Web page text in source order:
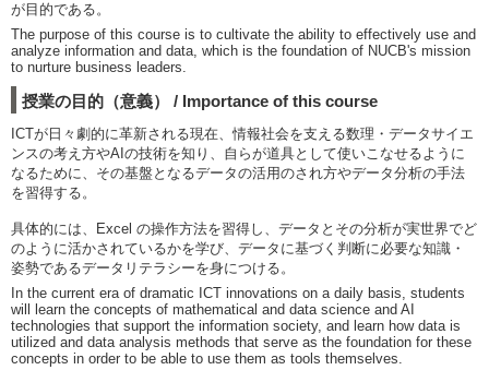
が目的である。
The purpose of this course is to cultivate the ability to effectively use and
analyze information and data, which is the foundation of NUCB's mission
to nurture business leaders.
授業の目的（意義） / Importance of this course
ICTが日々劇的に革新される現在、情報社会を支える数理・データサイエ
ンスの考え方やAIの技術を知り、自らが道具として使いこなせるように
なるために、その基盤となるデータの活用のされ方やデータ分析の手法
を習得する。
具体的には、Excel の操作方法を習得し、データとその分析が実世界でど
のように活かされているかを学び、データに基づく判断に必要な知識・
姿勢であるデータリテラシーを身につける。
In the current era of dramatic ICT innovations on a daily basis, students
will learn the concepts of mathematical and data science and AI
technologies that support the information society, and learn how data is
utilized and data analysis methods that serve as the foundation for these
concepts in order to be able to use them as tools themselves.